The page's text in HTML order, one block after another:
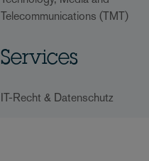
Telecommunications (TMT)
Services
IT-Recht & Datenschutz